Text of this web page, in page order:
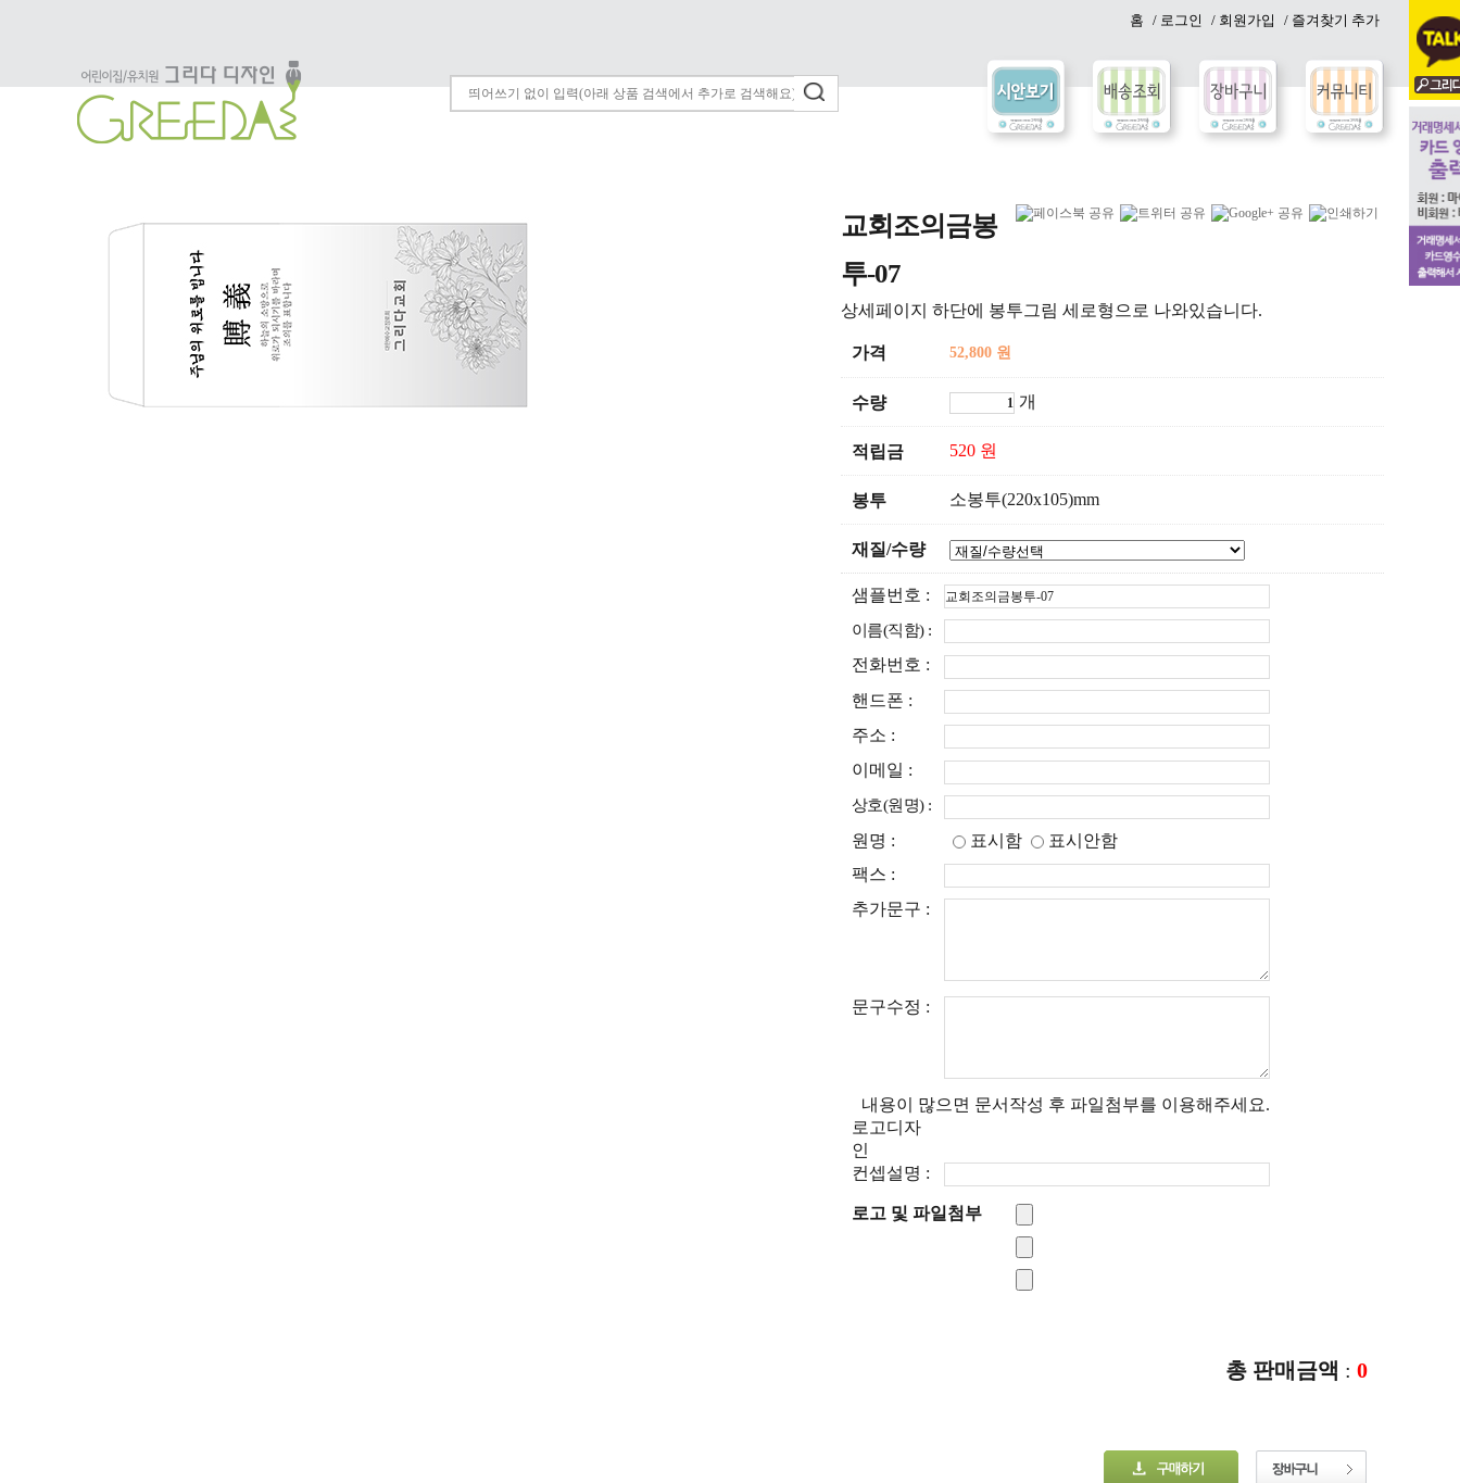
홈 / 로그인 / 회원가입 / 즐겨찾기 추가
교회조의금봉
투-07
상세페이지 하단에 봉투그림 세로형으로 나와있습니다.
가격 52,800 원
수량 개
적립금 520 원
봉투 소봉투(220x105)mm
재질/수량
샘플번호 :
이름(직함) :
전화번호 :
핸드폰 :
주소 :
이메일 :
상호(원명) :
원명 : 표시함
표시안함
팩스 :
추가문구 :
문구수정 :
내용이 많으면 문서작성 후 파일첨부를 이용해주세요.
로고디자
인
컨셉설명 :
로고 및 파일첨부
총 판매금액 : 0